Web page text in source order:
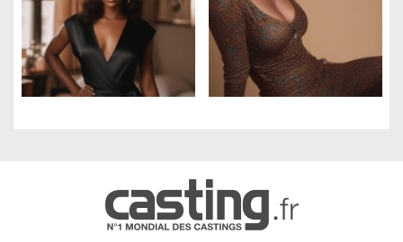
Gestion des cookies
Nous utilisons des cookies qui facilitent l'utilisation du site,
améliorent la performance et la sécurité du site internet.
Faites-nous part de vos préférences de cookies pour chaque
Mesure d'audience
Régies publicitaires